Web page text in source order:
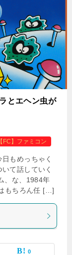
とエヘン虫が
【FC】ファミコン
もめっちゃく
て話していく
、な、1984年
もちろん任 […]
0